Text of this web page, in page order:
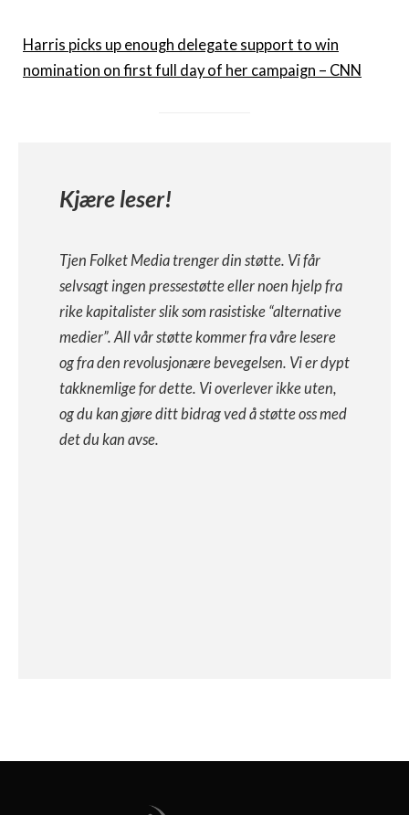
Harris picks up enough delegate support to win
nomination on first full day of her campaign – CNN
Kjære leser!
Tjen Folket Media trenger din støtte. Vi får
selvsagt ingen pressestøtte eller noen hjelp fra
rike kapitalister slik som rasistiske “alternative
medier”. All vår støtte kommer fra våre lesere
og fra den revolusjonære bevegelsen. Vi er dypt
takknemlige for dette. Vi overlever ikke uten,
og du kan gjøre ditt bidrag ved å støtte oss med
det du kan avse.